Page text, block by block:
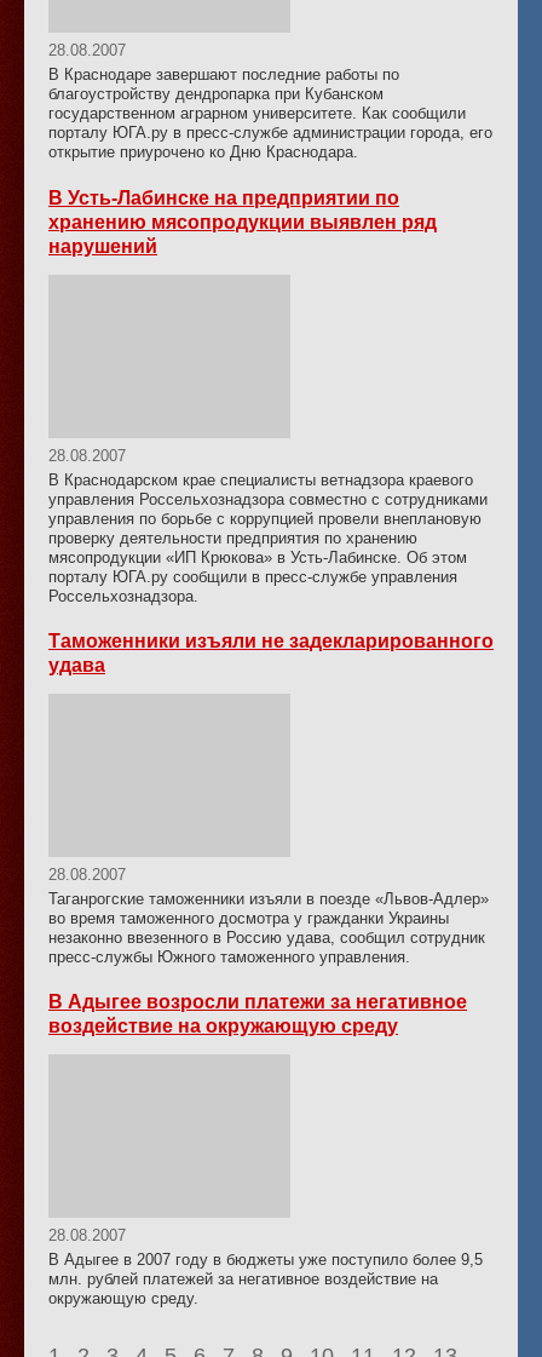
28.08.2007
В Краснодаре завершают последние работы по
благоустройству дендропарка при Кубанском
государственном аграрном университете. Как сообщили
порталу ЮГА.ру в пресс-службе администрации города, его
открытие приурочено ко Дню Краснодара.
В Усть-Лабинске на предприятии по
хранению мясопродукции выявлен ряд
нарушений
28.08.2007
В Краснодарском крае специалисты ветнадзора краевого
управления Россельхознадзора совместно с сотрудниками
управления по борьбе с коррупцией провели внеплановую
проверку деятельности предприятия по хранению
мясопродукции «ИП Крюкова» в Усть-Лабинске. Об этом
порталу ЮГА.ру сообщили в пресс-службе управления
Россельхознадзора.
Таможенники изъяли не задекларированного
удава
28.08.2007
Таганрогские таможенники изъяли в поезде «Львов-Адлер»
во время таможенного досмотра у гражданки Украины
незаконно ввезенного в Россию удава, сообщил сотрудник
пресс-службы Южного таможенного управления.
В Адыгее возросли платежи за негативное
воздействие на окружающую среду
28.08.2007
В Адыгее в 2007 году в бюджеты уже поступило более 9,5
млн. рублей платежей за негативное воздействие на
окружающую среду.